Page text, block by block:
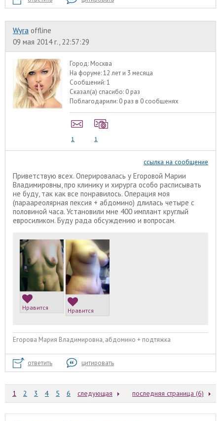
Wyra offline
09 мая 2014 г., 22:57:29
Город: Москва
На форуме:12 лет и 3 месяца
Сообщений:1
Сказал(а) спасибо: 0 раз
Поблагодарили: 0 раз в 0 сообщенях
1 1
ссылка на сообщение
Приветствую всех. Оперировалась у Егоровой Марии
Владимировны, про клинику и хирурга особо расписывать
не буду, так как все понравилось. Операция моя
(параареолярная пексия + абдомино) длилась четыре с
половиной часа. Установили мне 400 имплант круглый
евросиликон. Буду рада обсуждению и вопросам.
Нравится Нравится
Егорова Мария Владимировна, абдомино + подтяжка
ответить цитировать
1 2 3 4 5 6 следующая последняя страница (6)